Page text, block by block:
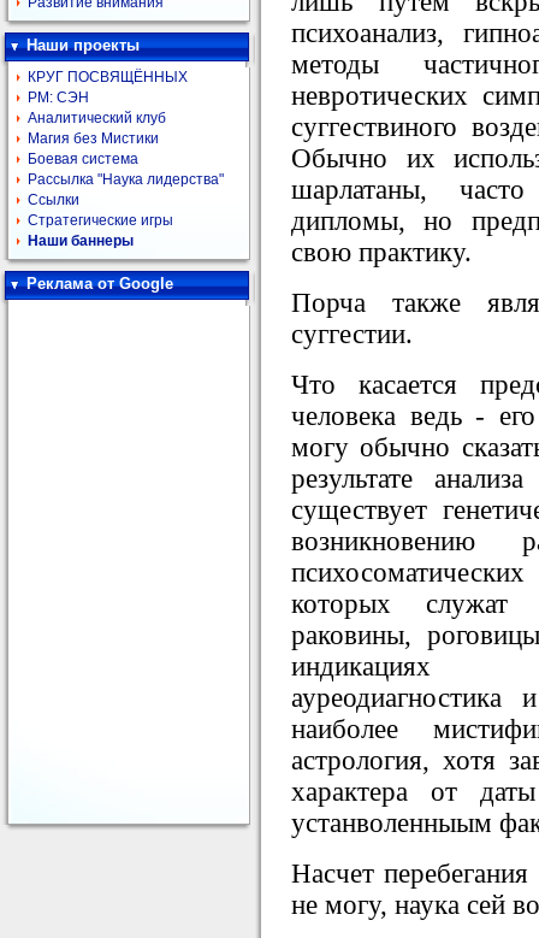
Наши проекты
КРУГ ПОСВЯЩЁННЫХ
РМ: СЭН
Аналитический клуб
Магия без Мистики
Боевая система
Рассылка "Наука лидерства"
Ссылки
Стратегические игры
Наши баннеры
Реклама от Google
психоанализ,
методы
невротических
суггествиного
Обычно их
шарлатаны,
дипломы, но
свою практику.
Порча также
суггестии.
Что касается
человека ведь -
могу обычно
результате
существует
возникновению
которых служат
раковины,
индикациях
наиболее
астрология, хотя
характера от
устанволенныым
Насчет
не могу, наука сей